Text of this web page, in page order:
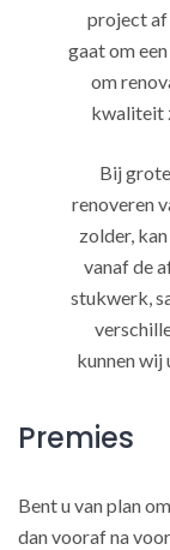
project
gaat om
om
kwaliteit
Bij
renoveren
zolder,
vanaf de
stukwerk,
kunnen wij
Premies
Bent u van plan
dan vooraf na